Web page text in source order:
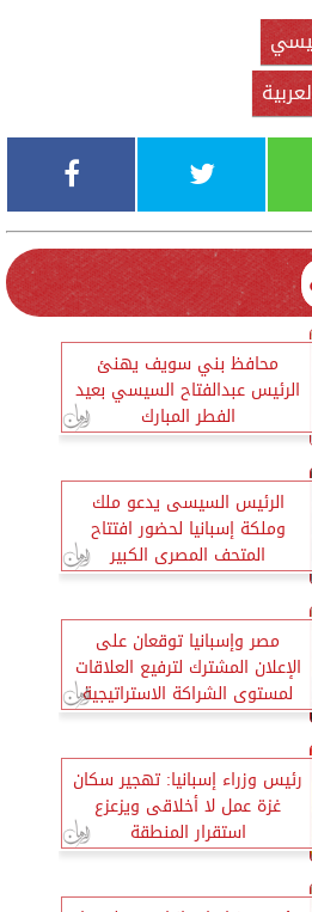
محافظ بني سويف يهنئ
الرئيس عبدالفتاح السيسي بعيد
الفطر المبارك
الرئيس السيسى يدعو ملك
وملكة إسبانيا لحضور افتتاح
المتحف المصرى الكبير
مصر وإسبانيا توقعان على
الإعلان المشترك لترفيع العلاقات
لمستوى الشراكة الاستراتيجية
رئيس وزراء إسبانيا: تهجير سكان
غزة عمل لا أخلاقى ويزعزع
استقرار المنطقة